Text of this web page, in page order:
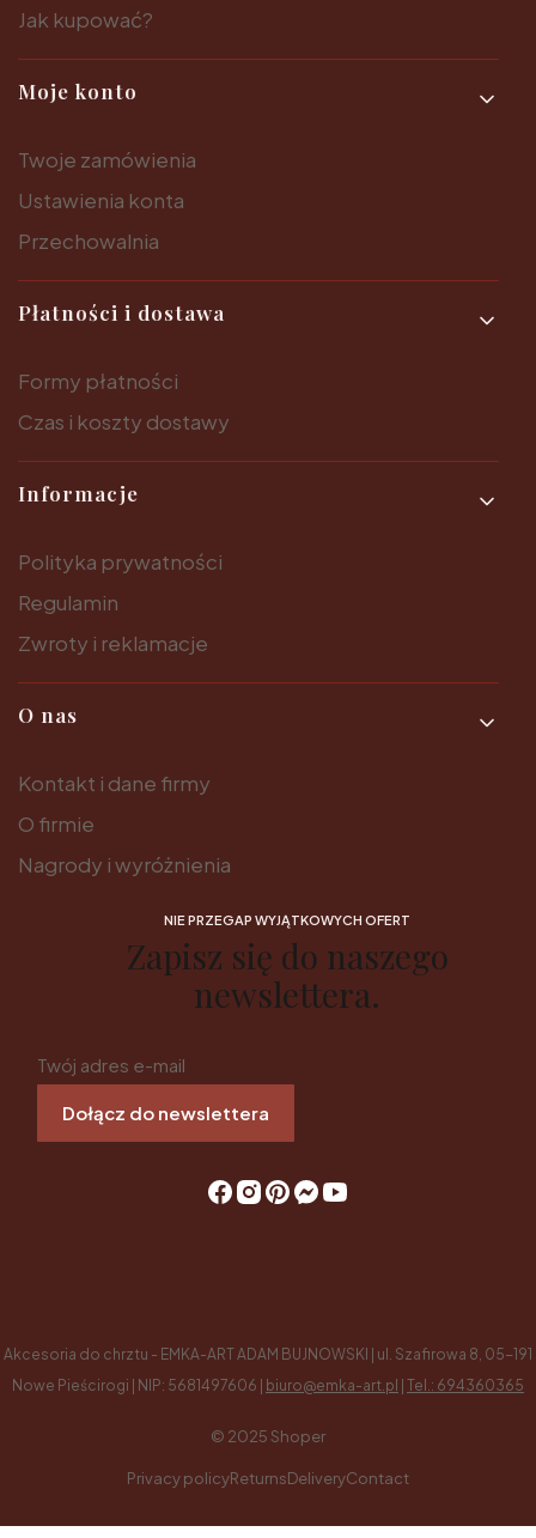
Jak kupować?
Moje konto
Twoje zamówienia
Ustawienia konta
Przechowalnia
Płatności i dostawa
Formy płatności
Czas i koszty dostawy
Informacje
Polityka prywatności
Regulamin
Zwroty i reklamacje
O nas
Kontakt i dane firmy
O firmie
Nagrody i wyróżnienia
NIE PRZEGAP WYJĄTKOWYCH OFERT
Zapisz się do naszego
newslettera.
Twój adres e-mail
Dołącz do newslettera
Akcesoria do chrztu - EMKA-ART ADAM BUJNOWSKI | ul. Szafirowa 8, 05-191
Nowe Pieścirogi | NIP: 5681497606 |
biuro@emka-art.pl Tel.: 694360365
© 2025 Shoper
Privacy policyReturnsDeliveryContact